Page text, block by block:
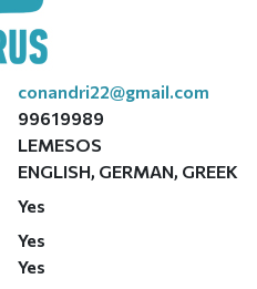
conandri22@gmail.com
99619989
LEMESOS
ENGLISH, GERMAN, GREEK
Yes
Yes
Yes